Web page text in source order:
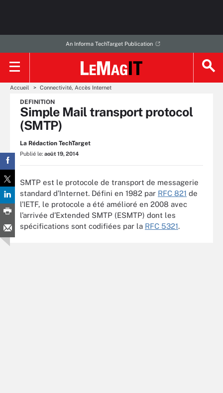
An Informa TechTarget Publication
Accueil Connectivité, Accès Internet
DEFINITION
Simple Mail transport protocol
(SMTP)
La Rédaction TechTarget
Publié le: août 19, 2014
SMTP est le protocole de transport de messagerie
standard d’Internet. Défini en 1982 par RFC 821 de
l’IETF, le protocole a été amélioré en 2008 avec
l’arrivée d’Extended SMTP (ESMTP) dont les
spécifications sont codifiées par la RFC 5321.